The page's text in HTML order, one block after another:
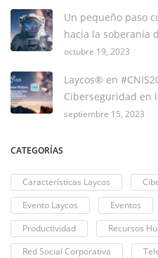
Un pequeño paso
hacia la soberanía
octubre 19, 2023
Laycos® en
Ciberseguridad en
septiembre 15, 2023
CATEGORÍAS
Características Laycos
Evento Laycos
Eventos
Productividad
Recursos
Red Social Corporativa